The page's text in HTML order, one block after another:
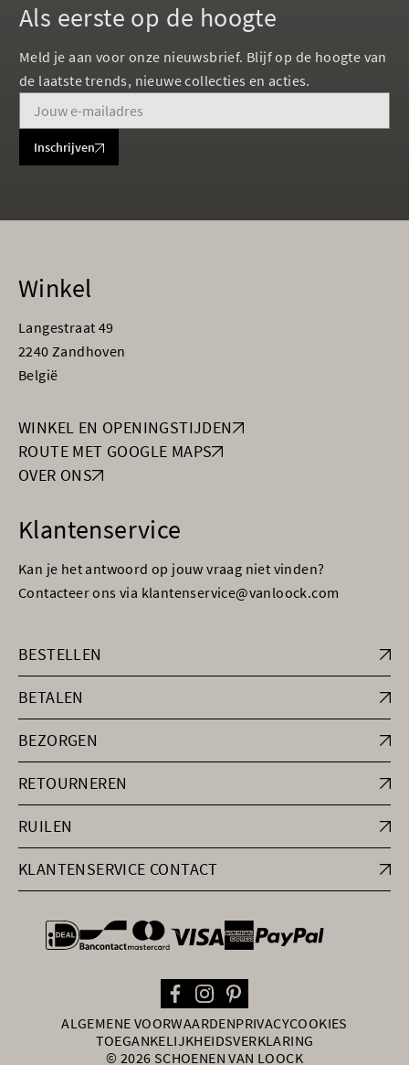
Als eerste op de hoogte
Meld je aan voor onze nieuwsbrief. Blijf op de hoogte van
de laatste trends, nieuwe collecties en acties.
Inschrijven
Winkel
Langestraat 49
2240 Zandhoven
België
WINKEL EN OPENINGSTIJDEN
ROUTE MET GOOGLE MAPS
OVER ONS
Klantenservice
Kan je het antwoord op jouw vraag niet vinden?
Contacteer ons via klantenservice@vanloock.com
BESTELLEN
BETALEN
BEZORGEN
RETOURNEREN
RUILEN
KLANTENSERVICE CONTACT
general.paymentOptions
ALGEMENE VOORWAARDENPRIVACYCOOKIES
TOEGANKELIJKHEIDSVERKLARING
© 2026 SCHOENEN VAN LOOCK